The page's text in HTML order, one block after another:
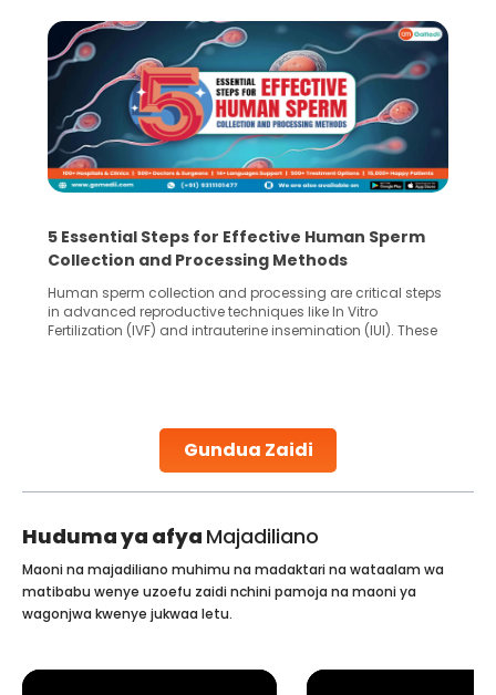
Gundua Zaidi
5 Essential Steps for Effective Human Sperm
Collection and Processing Methods
Human sperm collection and processing are critical steps
in advanced reproductive techniques like In Vitro
Fertilization (IVF) and intrauterine insemination (IUI). These
collected, they process the
Huduma ya afya Majadiliano
Maoni na majadiliano muhimu na madaktari na wataalam wa
matibabu wenye uzoefu zaidi nchini pamoja na maoni ya
wagonjwa kwenye jukwaa letu.